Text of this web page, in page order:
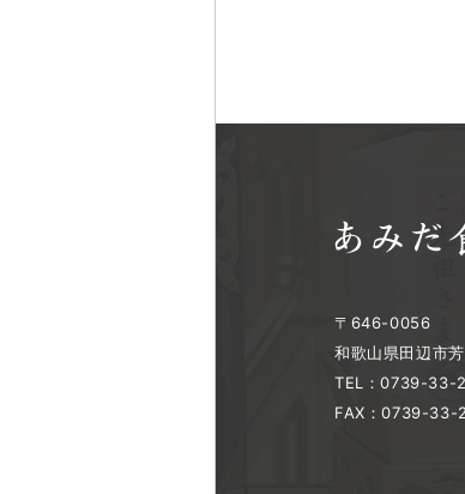
〒646-0056
和歌山県田辺市
TEL：0739-33-
FAX：0739-33-